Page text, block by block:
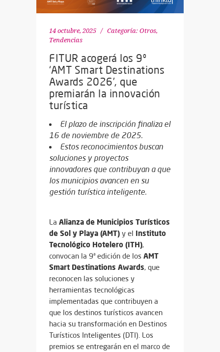
14 octubre, 2025 Categoría: Otros,
Tendencias
FITUR acogerá los 9º
‘AMT Smart Destinations
Awards 2026’, que
premiarán la innovación
turística
El plazo de inscripción finaliza el
16 de noviembre de 2025.
Estos reconocimientos buscan
soluciones y proyectos
innovadores que contribuyan a que
los municipios avancen en su
gestión turística inteligente.
La Alianza de Municipios Turísticos
de Sol y Playa (AMT) y el Instituto
Tecnológico Hotelero (ITH),
convocan la 9ª edición de los AMT
Smart Destinations Awards, que
reconocen las soluciones y
herramientas tecnológicas
implementadas que contribuyen a
que los destinos turísticos avancen
hacia su transformación en Destinos
Turísticos Inteligentes (DTI). Los
premios se entregarán en el marco de